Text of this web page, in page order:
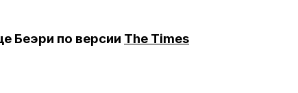
Беэри по версии The Times